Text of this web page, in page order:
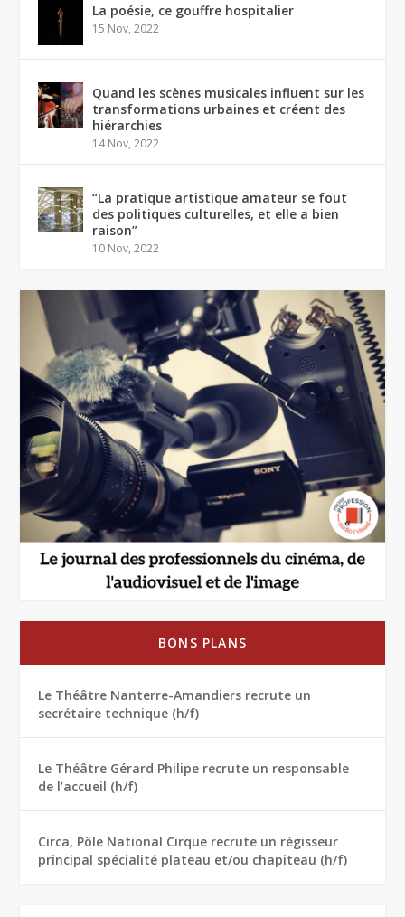
La poésie, ce gouffre hospitalier
15 Nov, 2022
Quand les scènes musicales influent sur les
transformations urbaines et créent des
hiérarchies
14 Nov, 2022
“La pratique artistique amateur se fout
des politiques culturelles, et elle a bien
raison”
10 Nov, 2022
BONS PLANS
Le Théâtre Nanterre-Amandiers recrute un
secrétaire technique (h/f)
Le Théâtre Gérard Philipe recrute un responsable
de l’accueil (h/f)
Circa, Pôle National Cirque recrute un régisseur
principal spécialité plateau et/ou chapiteau (h/f)